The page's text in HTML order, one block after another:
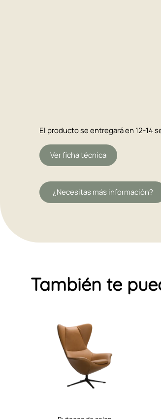
El producto se entregará en 12-14
Ver ficha técnica
¿Necesitas más información?
También te